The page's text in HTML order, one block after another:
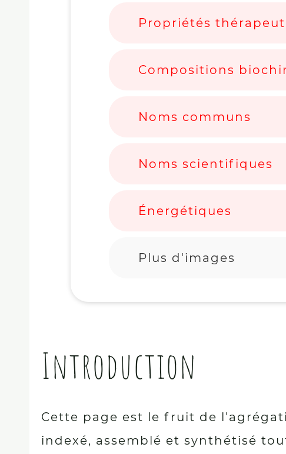
Propriétés
Compositions
Noms communs
Noms scientifiques
Énergétiques
Plus d'images
Introduction
Cette page est le fruit de
indexé, assemblé et synthétisé